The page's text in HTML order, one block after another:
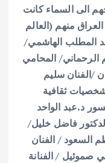
الى السماء كانت
منهم (العالم
المطلب الهاشمي/
الرحماني/ المحامي
/الفنان سليم
ثقافية
د.عبد الواحد
فاضل خليل/
السعود / الفنان
صموئيل / الفنانة